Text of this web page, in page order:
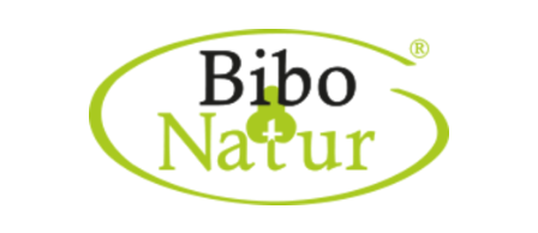
Zum Hauptinhalt springen